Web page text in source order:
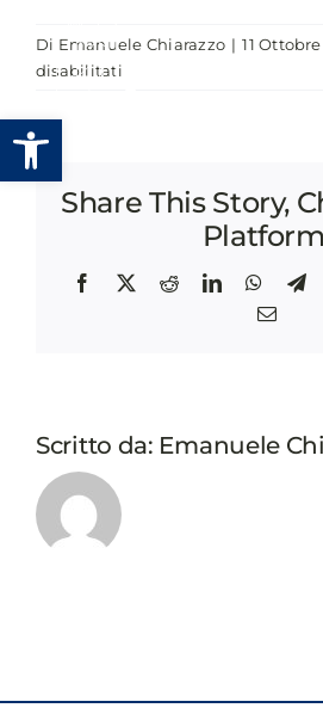
Apri la barra degli strumenti
contenuto
Di Emanuele Chiarazzo | 11
disabilitatisu
LOCALI.
RAPPRESENTANZA,
E
Share This Story,
Facebook
X RedditLinkedIn
Email
Scritto da: Emanuele